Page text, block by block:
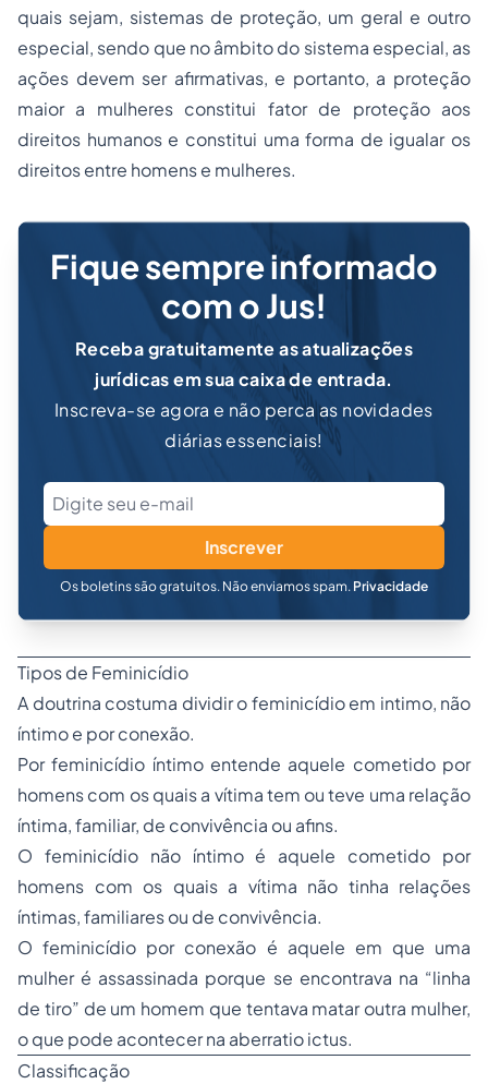
quais sejam, sistemas de proteção, um geral e outro
especial, sendo que no âmbito do sistema especial, as
ações devem ser afirmativas, e portanto, a proteção
maior a mulheres constitui fator de proteção aos
direitos humanos e constitui uma forma de igualar os
direitos entre homens e mulheres.
Fique sempre informado
com o Jus!
Receba gratuitamente as atualizações
jurídicas em sua caixa de entrada.
Inscreva-se agora e não perca as novidades
diárias essenciais!
Inscrever
Os boletins são gratuitos. Não enviamos spam. Privacidade
Tipos de Feminicídio
A doutrina costuma dividir o feminicídio em intimo, não
íntimo e por conexão.
Por feminicídio íntimo entende aquele cometido por
homens com os quais a vítima tem ou teve uma relação
íntima, familiar, de convivência ou afins.
O feminicídio não íntimo é aquele cometido por
homens com os quais a vítima não tinha relações
íntimas, familiares ou de convivência.
O feminicídio por conexão é aquele em que uma
mulher é assassinada porque se encontrava na “linha
de tiro” de um homem que tentava matar outra mulher,
o que pode acontecer na aberratio ictus.
Classificação